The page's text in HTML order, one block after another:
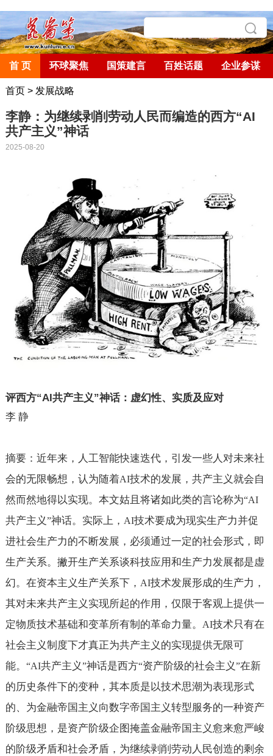
首 页 环球聚焦 国策建言 百姓话题 企业参谋
首页> 发展战略
李静：为继续剥削劳动人民而编造的西方“AI
共产主义”神话
2025-08-20
评西方“AI共产主义”神话：虚幻性、实质及应对
李 静
摘要：近年来，人工智能快速迭代，引发一些人对未来社
会的无限畅想，认为随着AI技术的发展，共产主义就会自
然而然地得以实现。本文姑且将诸如此类的言论称为“AI
共产主义”神话。实际上， AI技术要成为现实生产力并促
进社会生产力的不断发展，必须通过一定的社会形式，即
生产关系。撇开生产关系谈科技应用和生产力发展都是虚
幻。在资本主义生产关系下， AI技术发展形成的生产力，
其对未来共产主义实现所起的作用，仅限于客观上提供一
定物质技术基础和变革所有制的革命力量。
AI技术只有在
社会主义制度下才真正为共产主义的实现提供无限可
能。 “AI共产主义”神话是西方“资产阶级的社会主义”在新
的历史条件下的变种，其本质是以技术思潮为表现形式
的、为金融帝国主义向数字帝国主义转型服务的一种资产
阶级思想，是资产阶级企图掩盖金融帝国主义愈来愈严峻
的阶级矛盾和社会矛盾，为继续剥削劳动人民创造的剩余